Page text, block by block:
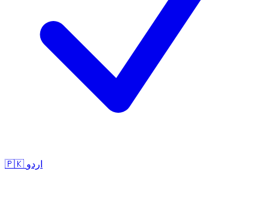
🇵🇰 اردو